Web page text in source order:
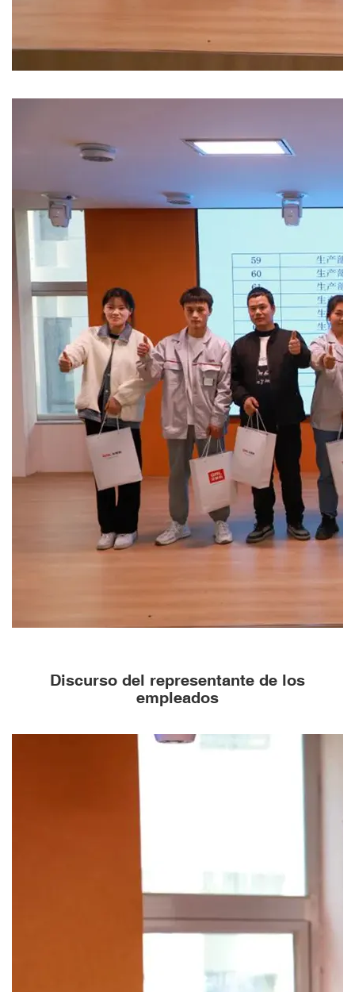
Discurso del representante de los
empleados